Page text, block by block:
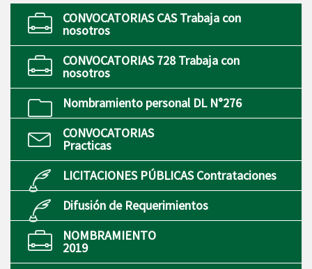
CONVOCATORIAS CAS Trabaja con
nosotros
CONVOCATORIAS 728 Trabaja con
nosotros
Nombramiento personal DL N°276
CONVOCATORIAS
Practicas
LICITACIONES PÚBLICAS Contrataciones
Difusión de Requerimientos
NOMBRAMIENTO
2019